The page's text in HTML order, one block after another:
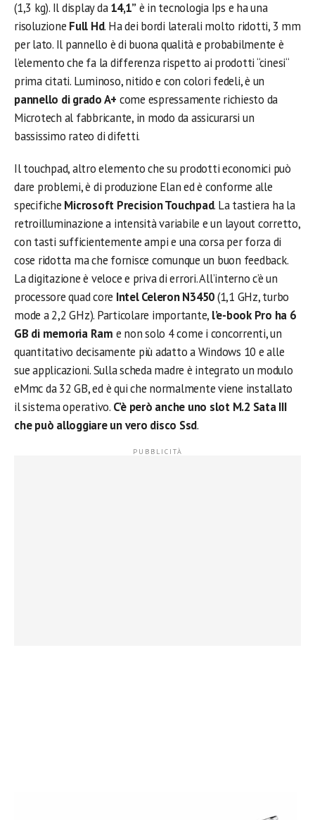
(1,3 kg). Il display da14,1”è in tecnologia Ips e ha una
risoluzione Full Hd. Ha dei bordi laterali molto ridotti, 3 mm
per lato. Il pannello è di buona qualità e probabilmente è
l’elemento che fa la differenza rispetto ai prodotti “cinesi“
prima citati. Luminoso, nitido e con colori fedeli, è un
pannello di grado A+ come espressamente richiesto da
Microtech al fabbricante, in modo da assicurarsi un
bassissimo rateo di difetti.
Il touchpad, altro elemento che su prodotti economici può
dare problemi, è di produzione Elan ed è conforme alle
specifiche Microsoft Precision Touchpad. La tastiera ha la
retroilluminazione a intensità variabile e un layout corretto,
con tasti sufficientemente ampi e una corsa per forza di
cose ridotta ma che fornisce comunque un buon feedback.
La digitazione è veloce e priva di errori. All’interno c’è un
processore quad core Intel Celeron N3450(1,1 GHz, turbo
mode a 2,2 GHz). Particolare importante, l’e-book Pro ha 6
GB di memoria Ram e non solo 4 come i concorrenti, un
quantitativo decisamente più adatto a Windows 10 e alle
sue applicazioni. Sulla scheda madre è integrato un modulo
eMmc da 32 GB, ed è qui che normalmente viene installato
il sistema operativo. C’è però anche uno slot M.2 Sata III
che può alloggiare un vero disco Ssd.